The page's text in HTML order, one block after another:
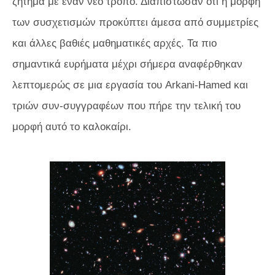
των συσχετισμών προκύπτει άμεσα από συμμετρίες
και άλλες βαθιές μαθηματικές αρχές. Τα πιο
σημαντικά ευρήματα μέχρι σήμερα αναφέρθηκαν
λεπτομερώς σε μια εργασία του Arkani-Hamed και
τριών συν-συγγραφέων που πήρε την τελική του
μορφή αυτό το καλοκαίρι.